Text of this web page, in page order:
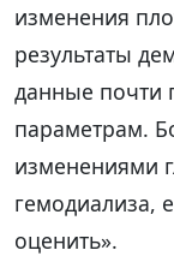
изменения
результаты
данные почти
параметрам.
изменениями
гемодиализа,
оценить».